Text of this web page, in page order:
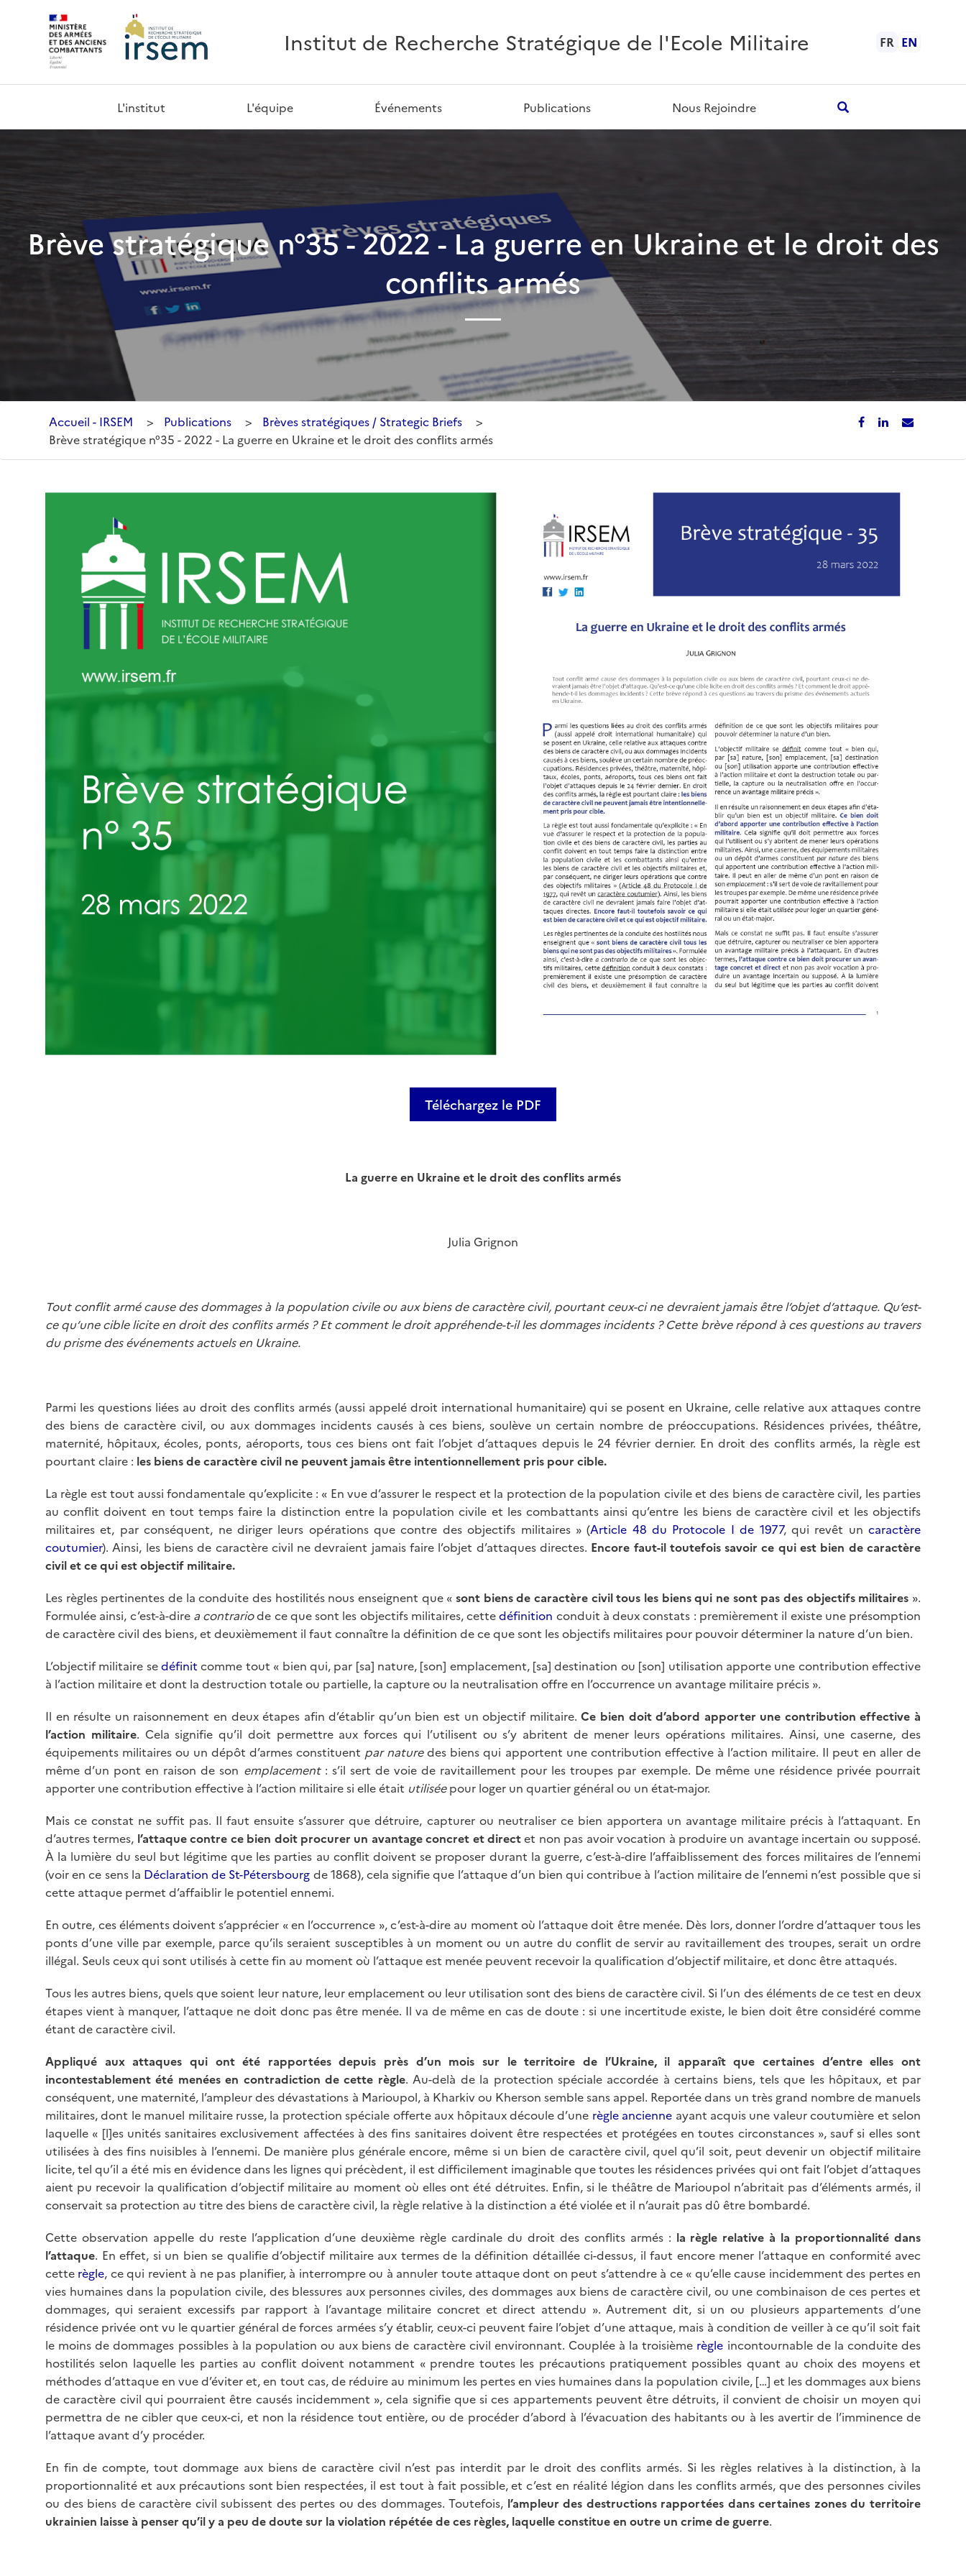
Institut de Recherche Stratégique de l'Ecole Militaire FR EN
L'institut L'équipe Événements Publications Nous Rejoindre
Brève stratégique n°35 - 2022 - La guerre en Ukraine et le droit des
conflits armés
Accueil - IRSEM > Publications > Brèves stratégiques / Strategic Briefs
>
Brève stratégique n°35 - 2022 - La guerre en Ukraine et le droit des conflits armés
Téléchargez le PDF
La guerre en Ukraine et le droit des conflits armés
Julia Grignon
Tout conflit armé cause des dommages à la population civile ou aux biens de caractère civil, pourtant ceux-ci ne devraient jamais être l’objet d’attaque. Qu’est-
ce qu’une cible licite en droit des conflits armés ? Et comment le droit appréhende-t-il les dommages incidents ? Cette brève répond à ces questions au travers
du prisme des événements actuels en Ukraine.
Parmi les questions liées au droit des conflits armés (aussi appelé droit international humanitaire) qui se posent en Ukraine, celle relative aux attaques contre
des biens de caractère civil, ou aux dommages incidents causés à ces biens, soulève un certain nombre de préoccupations. Résidences privées, théâtre,
maternité, hôpitaux, écoles, ponts, aéroports, tous ces biens ont fait l’objet d’attaques depuis le 24 février dernier. En droit des conflits armés, la règle est
pourtant claire : les biens de caractère civil ne peuvent jamais être intentionnellement pris pour cible.
La règle est tout aussi fondamentale qu’explicite : « En vue d’assurer le respect et la protection de la population civile et des biens de caractère civil, les parties
au conflit doivent en tout temps faire la distinction entre la population civile et les combattants ainsi qu’entre les biens de caractère civil et les objectifs
militaires et, par conséquent, ne diriger leurs opérations que contre des objectifs militaires » (Article 48 du Protocole I de 1977, qui revêt un caractère
coutumier). Ainsi, les biens de caractère civil ne devraient jamais faire l’objet d’attaques directes. Encore faut-il toutefois savoir ce qui est bien de caractère
civil et ce qui est objectif militaire.
Les règles pertinentes de la conduite des hostilités nous enseignent que « sont biens de caractère civil tous les biens qui ne sont pas des objectifs militaires ».
Formulée ainsi, c’est-à-dire a contrariode ce que sont les objectifs militaires, cettedéfinition conduit à deux constats : premièrement il existe une présomption
de caractère civil des biens, et deuxièmement il faut connaître la définition de ce que sont les objectifs militaires pour pouvoir déterminer la nature d’un bien.
L’objectif militaire sedéfinit comme tout « bien qui, par [sa] nature, [son] emplacement, [sa] destination ou [son] utilisation apporte une contribution effective
à l’action militaire et dont la destruction totale ou partielle, la capture ou la neutralisation offre en l’occurrence un avantage militaire précis ».
Il en résulte un raisonnement en deux étapes afin d’établir qu’un bien est un objectif militaire.Ce bien doit d’abord apporter une contribution effective à
l’action militaire. Cela signifie qu’il doit permettre aux forces qui l’utilisent ou s’y abritent de mener leurs opérations militaires. Ainsi, une caserne, des
équipements militaires ou un dépôt d’armes constituent par naturedes biens qui apportent une contribution effective à l’action militaire. Il peut en aller de
même d’un pont en raison de son emplacement: s’il sert de voie de ravitaillement pour les troupes par exemple. De même une résidence privée pourrait
apporter une contribution effective à l’action militaire si elle était utiliséepour loger un quartier général ou un état-major.
Mais ce constat ne suffit pas. Il faut ensuite s’assurer que détruire, capturer ou neutraliser ce bien apportera un avantage militaire précis à l’attaquant. En
d’autres termes, l’attaque contre ce bien doit procurer un avantage concret et directet non pas avoir vocation à produire un avantage incertain ou supposé.
À la lumière du seul but légitime que les parties au conflit doivent se proposer durant la guerre, c’est-à-dire l’affaiblissement des forces militaires de l’ennemi
(voir en ce sens la Déclaration de St-Pétersbourg de 1868), cela signifie que l’attaque d’un bien qui contribue à l’action militaire de l’ennemi n’est possible que si
cette attaque permet d’affaiblir le potentiel ennemi.
En outre, ces éléments doivent s’apprécier « en l’occurrence », c’est-à-dire au moment où l’attaque doit être menée. Dès lors, donner l’ordre d’attaquer tous les
ponts d’une ville par exemple, parce qu’ils seraient susceptibles à un moment ou un autre du conflit de servir au ravitaillement des troupes, serait un ordre
illégal. Seuls ceux qui sont utilisés à cette fin au moment où l’attaque est menée peuvent recevoir la qualification d’objectif militaire, et donc être attaqués.
Tous les autres biens, quels que soient leur nature, leur emplacement ou leur utilisation sont des biens de caractère civil. Si l’un des éléments de ce test en deux
étapes vient à manquer, l’attaque ne doit donc pas être menée. Il va de même en cas de doute : si une incertitude existe, le bien doit être considéré comme
étant de caractère civil.
Appliqué aux attaques qui ont été rapportées depuis près d’un mois sur le territoire de l’Ukraine, il apparaît que certaines d’entre elles ont
incontestablement été menées en contradiction de cette règle. Au-delà de la protection spéciale accordée à certains biens, tels que les hôpitaux, et par
conséquent, une maternité, l’ampleur des dévastations à Marioupol, à Kharkiv ou Kherson semble sans appel. Reportée dans un très grand nombre de manuels
militaires, dont le manuel militaire russe, la protection spéciale offerte aux hôpitaux découle d’une règle ancienne ayant acquis une valeur coutumière et selon
laquelle « [l]es unités sanitaires exclusivement affectées à des fins sanitaires doivent être respectées et protégées en toutes circonstances », sauf si elles sont
utilisées à des fins nuisibles à l’ennemi. De manière plus générale encore, même si un bien de caractère civil, quel qu’il soit, peut devenir un objectif militaire
licite, tel qu’il a été mis en évidence dans les lignes qui précèdent, il est difficilement imaginable que toutes les résidences privées qui ont fait l’objet d’attaques
aient pu recevoir la qualification d’objectif militaire au moment où elles ont été détruites. Enfin, si le théâtre de Marioupol n’abritait pas d’éléments armés, il
conservait sa protection au titre des biens de caractère civil, la règle relative à la distinction a été violée et il n’aurait pas dû être bombardé.
Cette observation appelle du reste l’application d’une deuxième règle cardinale du droit des conflits armés : la règle relative à la proportionnalité dans
l’attaque. En effet, si un bien se qualifie d’objectif militaire aux termes de la définition détaillée ci-dessus, il faut encore mener l’attaque en conformité avec
cette règle, ce qui revient à ne pas planifier, à interrompre ou à annuler toute attaque dont on peut s’attendre à ce « qu’elle cause incidemment des pertes en
vies humaines dans la population civile, des blessures aux personnes civiles, des dommages aux biens de caractère civil, ou une combinaison de ces pertes et
dommages, qui seraient excessifs par rapport à l’avantage militaire concret et direct attendu ». Autrement dit, si un ou plusieurs appartements d’une
résidence privée ont vu le quartier général de forces armées s’y établir, ceux-ci peuvent faire l’objet d’une attaque, mais à condition de veiller à ce qu’il soit fait
le moins de dommages possibles à la population ou aux biens de caractère civil environnant. Couplée à la troisième règle incontournable de la conduite des
hostilités selon laquelle les parties au conflit doivent notamment « prendre toutes les précautions pratiquement possibles quant au choix des moyens et
méthodes d’attaque en vue d’éviter et, en tout cas, de réduire au minimum les pertes en vies humaines dans la population civile, […] et les dommages aux biens
de caractère civil qui pourraient être causés incidemment », cela signifie que si ces appartements peuvent être détruits, il convient de choisir un moyen qui
permettra de ne cibler que ceux-ci, et non la résidence tout entière, ou de procéder d’abord à l’évacuation des habitants ou à les avertir de l’imminence de
l’attaque avant d’y procéder.
En fin de compte, tout dommage aux biens de caractère civil n’est pas interdit par le droit des conflits armés. Si les règles relatives à la distinction, à la
proportionnalité et aux précautions sont bien respectées, il est tout à fait possible, et c’est en réalité légion dans les conflits armés, que des personnes civiles
ou des biens de caractère civil subissent des pertes ou des dommages. Toutefois, l’ampleur des destructions rapportées dans certaines zones du territoire
ukrainien laisse à penser qu’il y a peu de doute sur la violation répétée de ces règles, laquelle constitue en outre un crime de guerre.